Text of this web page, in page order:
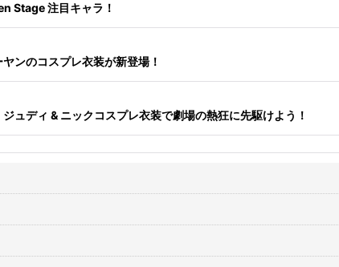
Stage 注目キャラ！
ンのコスプレ衣装が新登場！
ュディ & ニックコスプレ衣装で劇場の熱狂に先駆けよう！